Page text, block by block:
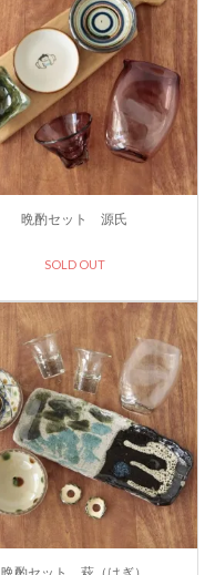
晩酌セット 源氏
SOLD OUT